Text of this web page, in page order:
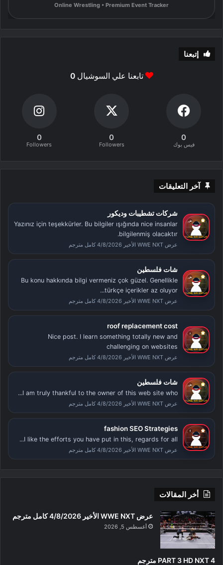
Online Wrestling • Premium Event Tracker
إتبعنا
تابعنا علي السوشيال0
0
فيس بوك
0
Followers
0
Followers
آخر التعليقات
شركات تشطيبات وديكور
Yazınız için teşekkürler. Bu bilgiler ışığında nice insanlar
bilgilenmiş olacaktır.
عرض WWE NXT الأخير 4/8/2026 كامل مترجم
شات فلسطين
Bu konu hakkında bilgi vermeniz çok güzel. Genellikle
türkçe içerikler az oluyor...
عرض WWE NXT الأخير 4/8/2026 كامل مترجم
roof replacement cost
Nice post. I learn something totally new and
challenging on websites
عرض WWE NXT الأخير 4/8/2026 كامل مترجم
شات فلسطين
I am truly thankful to the owner of this web site who...
عرض WWE NXT الأخير 4/8/2026 كامل مترجم
fashion SEO Strategies
I like the efforts you have put in this, regards for all...
عرض WWE NXT الأخير 4/8/2026 كامل مترجم
أخر المقالات
عرض WWE NXT الأخير 4/8/2026 كامل مترجم
أغسطس 5, 2026
PART 3 HD NXT 4 مترجم